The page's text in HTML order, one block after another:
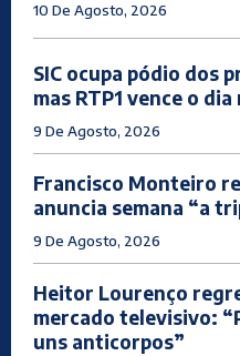
10 De Agosto, 2026
SIC ocupa pódio dos
mas RTP1 vence o
9 De Agosto, 2026
Francisco Monteiro
anuncia semana “a
9 De Agosto, 2026
Heitor Lourenço
mercado televisivo:
uns anticorpos”